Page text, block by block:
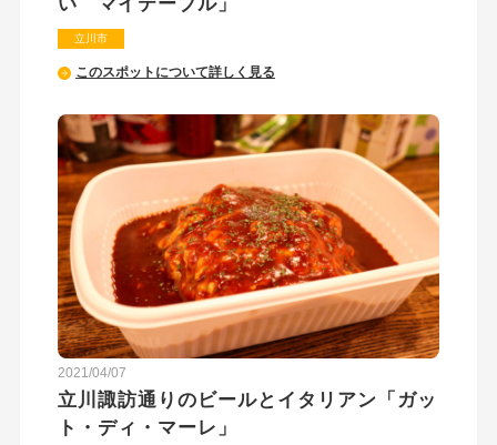
立川市
このスポットについて詳しく見る
2021/04/07
立川諏訪通りのビールとイタリアン「ガッ
ト・ディ・マーレ」